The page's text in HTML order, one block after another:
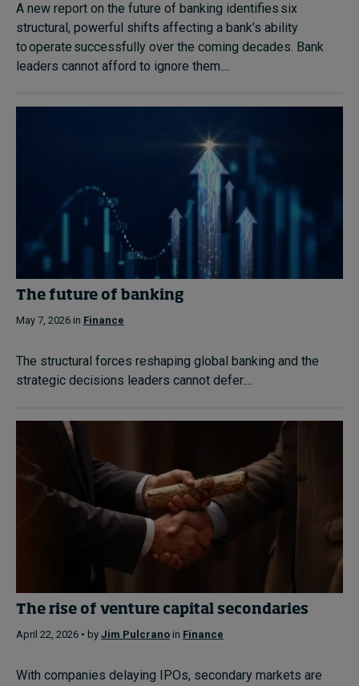
A new report on the future of banking identifies six
structural, powerful shifts affecting a bank’s ability
to operate successfully over the coming decades. Bank
leaders cannot afford to ignore them....
The future of banking
May 7, 2026 in Finance
The structural forces reshaping global banking and the
strategic decisions leaders cannot defer....
The rise of venture capital secondaries
April 22, 2026 • by Jim Pulcrano in Finance
With companies delaying IPOs, secondary markets are